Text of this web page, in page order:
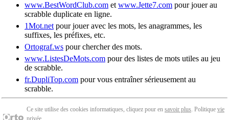
www.BestWordClub.com et www.Jette7.com pour jouer au
scrabble duplicate en ligne.
1Mot.net pour jouer avec les mots, les anagrammes, les
suffixes, les préfixes, etc.
Ortograf.ws pour chercher des mots.
www.ListesDeMots.com pour des listes de mots utiles au jeu
de scrabble.
fr.DupliTop.com pour vous entraîner sérieusement au
scrabble.
Ce site utilise des cookies informatiques, cliquez pour en savoir plus. Politique vie
privée